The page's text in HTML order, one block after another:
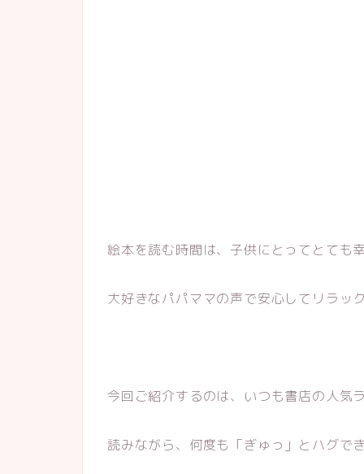
絵本を読む時間は、子供にとってとても
大好きなパパママの声で安心してリラッ
今回ご紹介するのは、いつも書店の人気
読みながら、何度も「ぎゅっ」とハグで